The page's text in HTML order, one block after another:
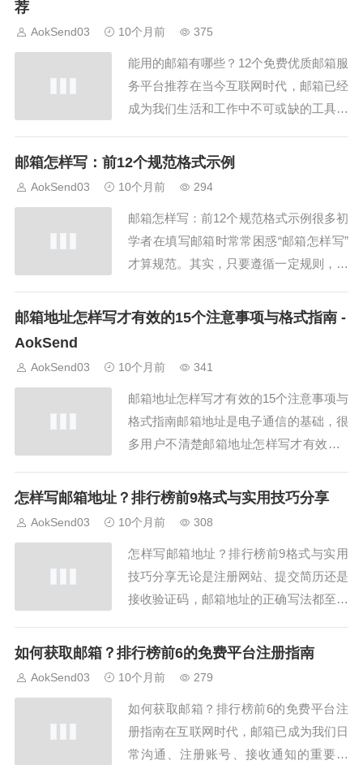
标准示例和注意事项，帮助个人和企业快
速掌握...
荐
AokSend03 10个月前 375
能用的邮箱有哪些？12个免费优质邮箱服
务平台推荐在当今互联网时代，邮箱已经
成为我们生活和工作中不可或缺的工具。
箱有哪些？”邮箱不仅是收发邮件的工
务，从个人、企业、国际及国内平台出
发，推荐...
邮箱怎样写：前12个规范格式示例
AokSend03 10个月前 294
邮箱怎样写：前12个规范格式示例很多初
学者在填写邮箱时常常困惑“邮箱怎样写”
才算规范。其实，只要遵循一定规则，并
错误和邮件退回。本文整理了12个规范邮
@aoksend.com。邮...
邮箱地址怎样写才有效的15个注意事项与格式指南 -
AokSend
AokSend03 10个月前 341
邮箱地址怎样写才有效的15个注意事项与
格式指南邮箱地址是电子通信的基础，很
多用户不清楚邮箱地址怎样写才有效。A
南，帮助用户确保邮箱有效且可投递。
名。AokSend验证时会检查这一最基本...
怎样写邮箱地址？排行榜前9格式与实用技巧分享
AokSend03 10个月前 308
怎样写邮箱地址？排行榜前9格式与实用
技巧分享无论是注册网站、提交简历还是
接收验证码，邮箱地址的正确写法都至关
单，但错误率惊人。AokSend 邮箱系统
范例，教你怎样写邮箱地址更专业。一、
理...
如何获取邮箱？排行榜前6的免费平台注册指南
AokSend03 10个月前 279
如何获取邮箱？排行榜前6的免费平台注
册指南在互联网时代，邮箱已成为我们日
常沟通、注册账号、接收通知的重要工